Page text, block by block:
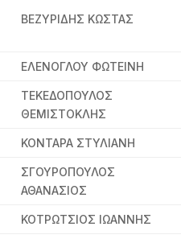
ΒΕΖΥΡΙΔΗΣ ΚΩΣΤΑΣ
ΕΛΕΝΟΓΛΟΥ ΦΩΤΕΙΝΗ
ΤΕΚΕΔΟΠΟΥΛΟΣ
ΘΕΜΙΣΤΟΚΛΗΣ
ΚΟΝΤΑΡΑ ΣΤΥΛΙΑΝΗ
ΣΓΟΥΡΟΠΟΥΛΟΣ
ΑΘΑΝΑΣΙΟΣ
ΚΟΤΡΩΤΣΙΟΣ ΙΩΑΝΝΗΣ